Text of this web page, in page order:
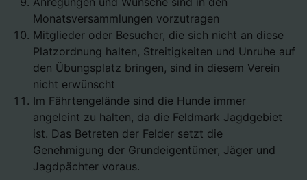
Monatsversammlungen vorzutragen
Mitglieder oder Besucher, die sich nicht an diese
Platzordnung halten, Streitigkeiten und Unruhe auf
den Übungsplatz bringen, sind in diesem Verein
nicht erwünscht
Im Fährtengelände sind die Hunde immer
angeleint zu halten, da die Feldmark Jagdgebiet
ist. Das Betreten der Felder setzt die
Genehmigung der Grundeigentümer, Jäger und
Jagdpächter voraus.